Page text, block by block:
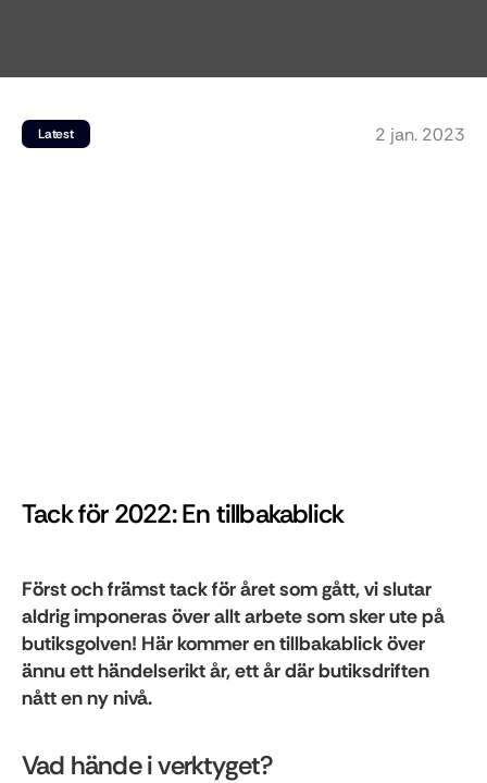
Latest 2 jan. 2023
Tack för 2022: En tillbakablick
Först och främst tack för året som gått, vi slutar
aldrig imponeras över allt arbete som sker ute på
butiksgolven! Här kommer en tillbakablick över
ännu ett händelserikt år, ett år där butiksdriften
nått en ny nivå.
Vad hände i verktyget?